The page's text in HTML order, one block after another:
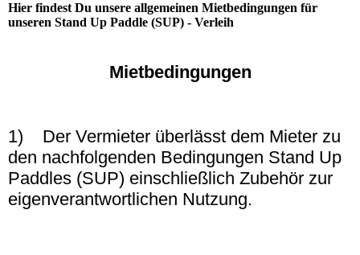
Hier findest Du unsere allgemeinen Mietbedingungen für
unseren Stand Up Paddle (SUP) - Verleih
Mietbedingungen
1) Der Vermieter überlässt dem Mieter zu
den nachfolgenden Bedingungen Stand Up
Paddles (SUP) einschließlich Zubehör zur
eigenverantwortlichen Nutzung.